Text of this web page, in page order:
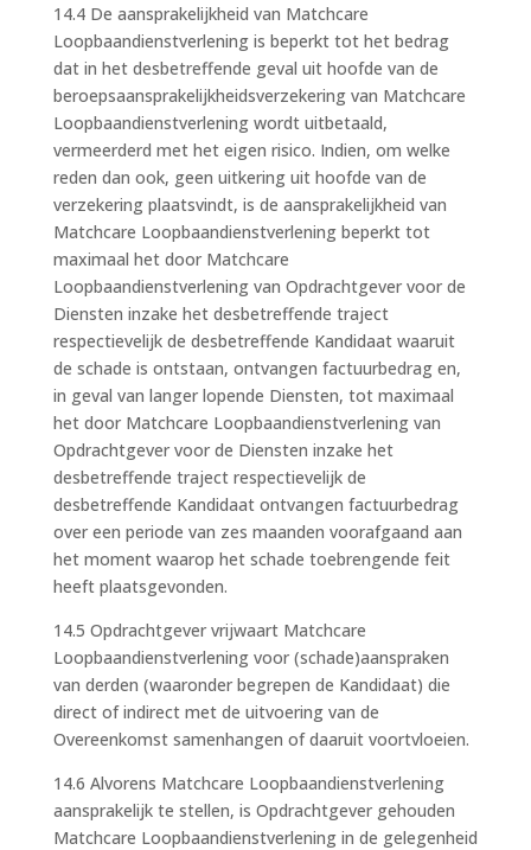
14.4 De aansprakelijkheid van Matchcare
Loopbaandienstverlening is beperkt tot het bedrag
dat in het desbetreffende geval uit hoofde van de
beroepsaansprakelijkheidsverzekering van Matchcare
Loopbaandienstverlening wordt uitbetaald,
vermeerderd met het eigen risico. Indien, om welke
reden dan ook, geen uitkering uit hoofde van de
verzekering plaatsvindt, is de aansprakelijkheid van
Matchcare Loopbaandienstverlening beperkt tot
maximaal het door Matchcare
Loopbaandienstverlening van Opdrachtgever voor de
Diensten inzake het desbetreffende traject
respectievelijk de desbetreffende Kandidaat waaruit
de schade is ontstaan, ontvangen factuurbedrag en,
in geval van langer lopende Diensten, tot maximaal
het door Matchcare Loopbaandienstverlening van
Opdrachtgever voor de Diensten inzake het
desbetreffende traject respectievelijk de
desbetreffende Kandidaat ontvangen factuurbedrag
over een periode van zes maanden voorafgaand aan
het moment waarop het schade toebrengende feit
heeft plaatsgevonden.
14.5 Opdrachtgever vrijwaart Matchcare
Loopbaandienstverlening voor (schade)aanspraken
van derden (waaronder begrepen de Kandidaat) die
direct of indirect met de uitvoering van de
Overeenkomst samenhangen of daaruit voortvloeien.
14.6 Alvorens Matchcare Loopbaandienstverlening
aansprakelijk te stellen, is Opdrachtgever gehouden
Matchcare Loopbaandienstverlening in de gelegenheid